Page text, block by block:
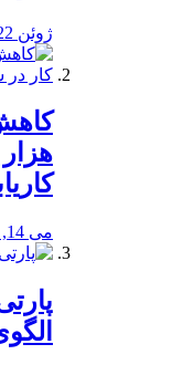
ژوئن 22, 2020
می 14, 2020